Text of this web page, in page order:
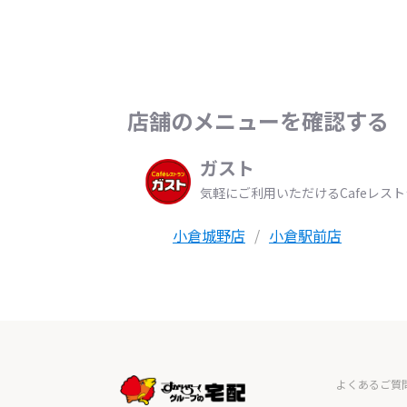
店舗のメニューを確認する
ガスト
気軽にご利用いただけるCafeレス
小倉城野店 小倉駅前店
よくあるご質